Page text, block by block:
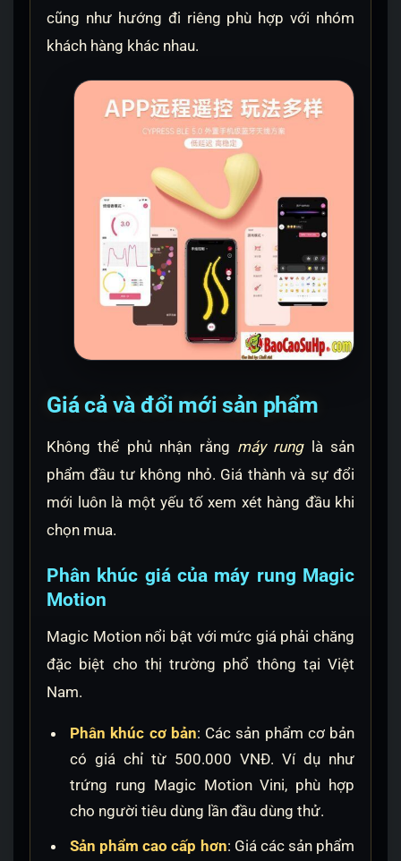
cũng như hướng đi riêng phù hợp với nhóm
khách hàng khác nhau.
Giá cả và đổi mới sản phẩm
Không thể phủ nhận rằng máy runglà sản
phẩm đầu tư không nhỏ. Giá thành và sự đổi
mới luôn là một yếu tố xem xét hàng đầu khi
chọn mua.
Phân khúc giá của máy rung Magic
Motion
Magic Motion nổi bật với mức giá phải chăng
đặc biệt cho thị trường phổ thông tại Việt
Nam.
Phân khúc cơ bản: Các sản phẩm cơ bản
có giá chỉ từ 500.000 VNĐ. Ví dụ như
trứng rung Magic Motion Vini, phù hợp
cho người tiêu dùng lần đầu dùng thử.
Sản phẩm cao cấp hơn: Giá các sản phẩm